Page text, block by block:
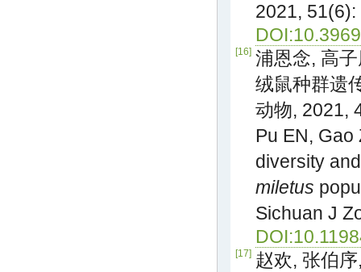
2021,
[16] 浦恩念, 高
绒鼠种群遗
动物, 2021,
Pu EN,
diversity
miletus
Sichuan J
[17] 赵欢, 张伯